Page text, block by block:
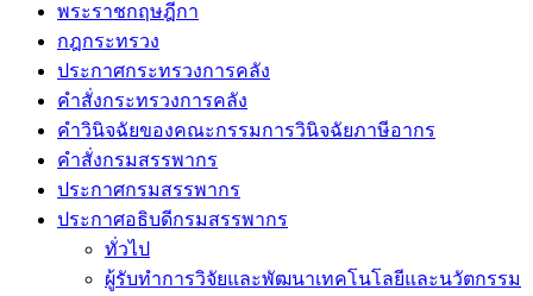
พระราชกฤษฎีกา
กฎกระทรวง
ประกาศกระทรวงการคลัง
คำสั่งกระทรวงการคลัง
คำวินิจฉัยของคณะกรรมการวินิจฉัยภาษีอากร
คำสั่งกรมสรรพากร
ประกาศกรมสรรพากร
ประกาศอธิบดีกรมสรรพากร
ทั่วไป
ผู้รับทำการวิจัยและพัฒนาเทคโนโลยีและนวัตกรรม